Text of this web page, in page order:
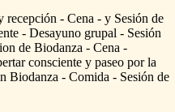
recepción - Cena - y Sesión de
- Desayuno grupal - Sesión
de Biodanza - Cena -
consciente y paseo por la
Biodanza - Comida - Sesión de